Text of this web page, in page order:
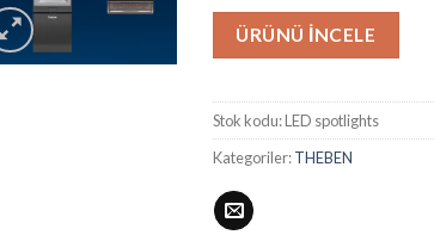
ÜRÜNÜ İNCELE
Stok kodu:LED spotlights
Kategoriler:THEBEN